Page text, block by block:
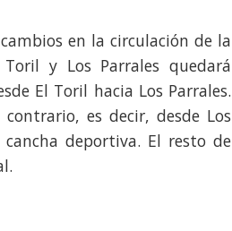
en la circulación de la
y Los Parrales quedará
El Toril hacia Los Parrales.
es decir, desde Los
deportiva. El resto de